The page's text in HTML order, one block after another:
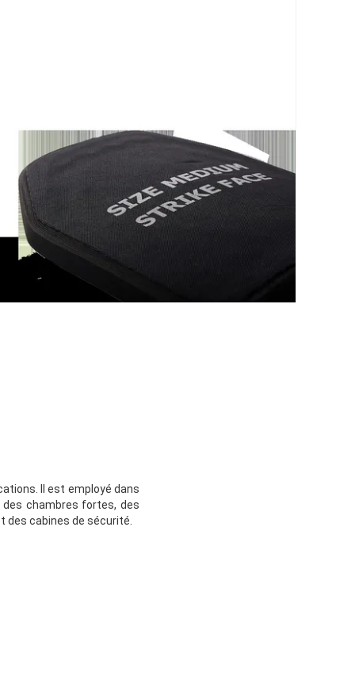
Il est employé dans
chambres fortes, des
des cabines de sécurité.